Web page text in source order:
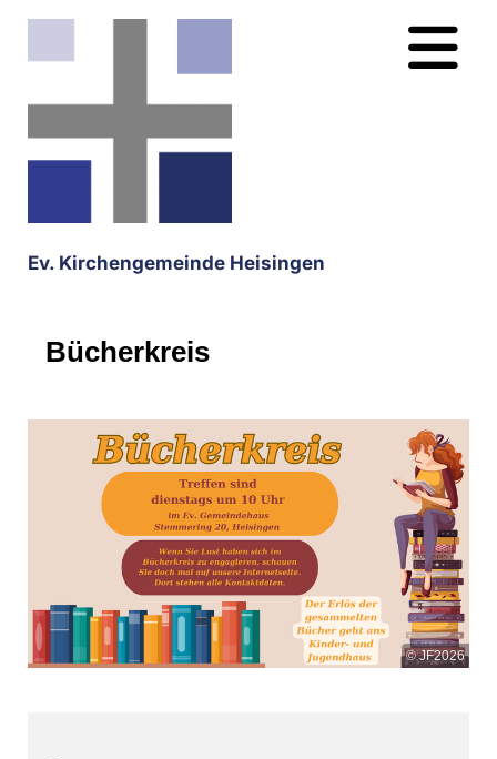
Ev. Kirchengemeinde Heisingen
Bücherkreis
© JF2026